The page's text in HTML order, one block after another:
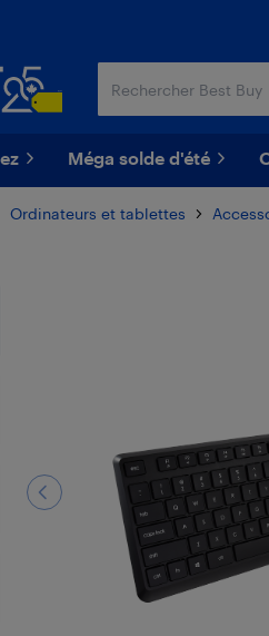
Méga solde d'été
Ordinateurs et tablettes